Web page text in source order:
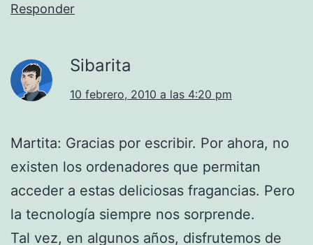
Responder
Sibarita
10 febrero, 2010 a las 4:20 pm
Martita: Gracias por escribir. Por ahora, no
existen los ordenadores que permitan
acceder a estas deliciosas fragancias. Pero
la tecnología siempre nos sorprende.
Tal vez, en algunos años, disfrutemos de